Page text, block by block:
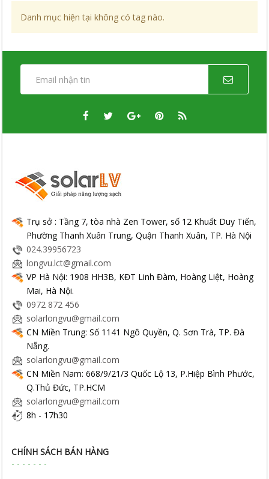
Danh mục hiện tại không có tag nào.
Trụ sở : Tầng 7, tòa nhà Zen Tower, số 12 Khuất Duy Tiến,
Phường Thanh Xuân Trung, Quận Thanh Xuân, TP. Hà Nội
024.39956723
longvu.lct@gmail.com
VP Hà Nội: 1908 HH3B, KĐT Linh Đàm, Hoàng Liệt, Hoàng
Mai, Hà Nội.
0972 872 456
solarlongvu@gmail.com
CN Miền Trung: Số 1141 Ngô Quyền, Q. Sơn Trà, TP. Đà
Nẵng.
solarlongvu@gmail.com
CN Miền Nam: 668/9/21/3 Quốc Lộ 13, P.Hiệp Bình Phước,
Q.Thủ Đức, TP.HCM
solarlongvu@gmail.com
8h - 17h30
CHÍNH SÁCH BÁN HÀNG